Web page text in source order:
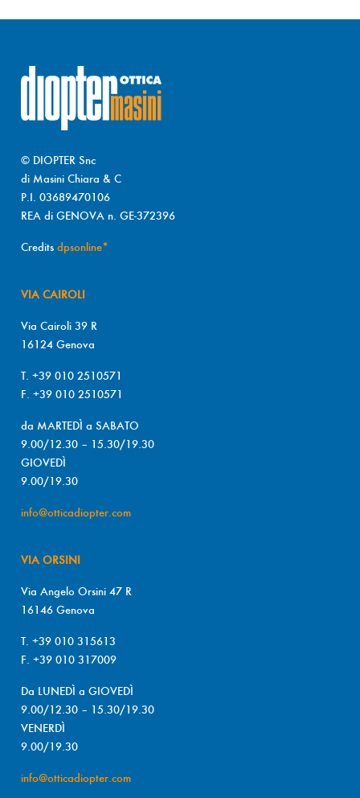
© DIOPTER Snc
di Masini Chiara & C
P.I. 03689470106
REA di GENOVA n. GE-372396
Credits dpsonline*
VIA CAIROLI
Via Cairoli 39 R
16124 Genova
T. +39 010 2510571
F. +39 010 2510571
da MARTEDÌ a SABATO
9.00/12.30 – 15.30/19.30
GIOVEDÌ
9.00/19.30
info@otticadiopter.com
VIA ORSINI
Via Angelo Orsini 47 R
16146 Genova
T. +39 010 315613
F. +39 010 317009
Da LUNEDÌ a GIOVEDÌ
9.00/12.30 – 15.30/19.30
VENERDÌ
9.00/19.30
info@otticadiopter.com